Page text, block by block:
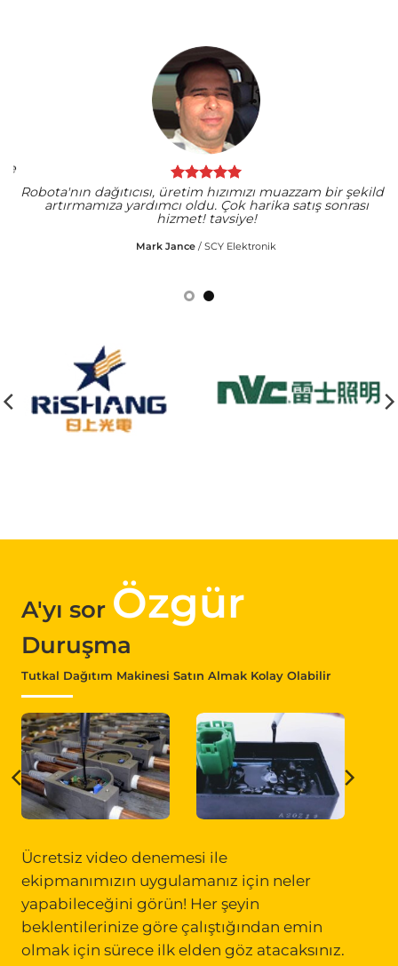
Robota'nın dağıtıcısı, üretim hızımızı muazzam bir şekilde
artırmamıza yardımcı oldu. Çok harika satış sonrası
hizmet! tavsiye!
Mark Jance / SCY Elektronik
A'yı sor Özgür
Duruşma
Tutkal Dağıtım Makinesi Satın Almak Kolay Olabilir
Ücretsiz video denemesi ile
ekipmanımızın uygulamanız için neler
yapabileceğini görün! Her şeyin
beklentilerinize göre çalıştığından emin
olmak için sürece ilk elden göz atacaksınız.